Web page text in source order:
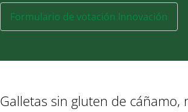
Formulario de votación Innovación
Galletas sin gluten de